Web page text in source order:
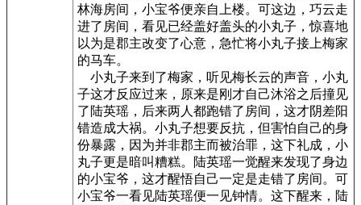
林海房间，小宝爷便亲自上楼。可这边，巧云走
进了房间，看见已经盖好盖头的小丸子，惊喜地
以为是郡主改变了心意，急忙将小丸子接上梅家
的马车。
小丸子来到了梅家，听见梅长云的声音，小丸
子这才反应过来，原来是刚才自己沐浴之后撞见
了陆英瑶，后来两人都跑错了房间，这才阴差阳
错造成大祸。小丸子想要反抗，但害怕自己的身
份暴露，因为并非郡主而被治罪，这下礼成，小
丸子更是暗叫糟糕。陆英瑶一觉醒来发现了身边
的小宝爷，这才醒悟自己一定是走错了房间。可
小宝爷一看见陆英瑶便一见钟情。这下醒来，陆